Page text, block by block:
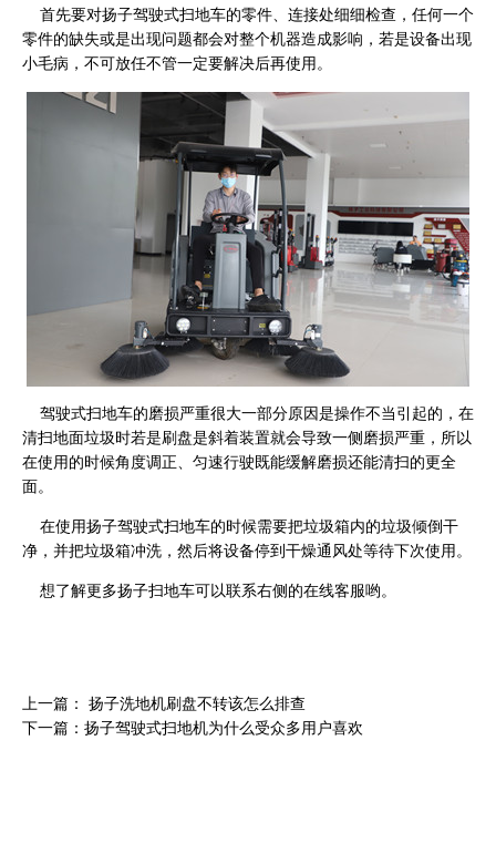
首先要对扬子驾驶式扫地车的零件、连接处细细检查，任何一个
零件的缺失或是出现问题都会对整个机器造成影响，若是设备出现
小毛病，不可放任不管一定要解决后再使用。
驾驶式扫地车的磨损严重很大一部分原因是操作不当引起的，在
清扫地面垃圾时若是刷盘是斜着装置就会导致一侧磨损严重，所以
在使用的时候角度调正、匀速行驶既能缓解磨损还能清扫的更全
面。
在使用扬子驾驶式扫地车的时候需要把垃圾箱内的垃圾倾倒干
净，并把垃圾箱冲洗，然后将设备停到干燥通风处等待下次使用。
想了解更多扬子扫地车可以联系右侧的在线客服哟。
上一篇： 扬子洗地机刷盘不转该怎么排查
下一篇：扬子驾驶式扫地机为什么受众多用户喜欢